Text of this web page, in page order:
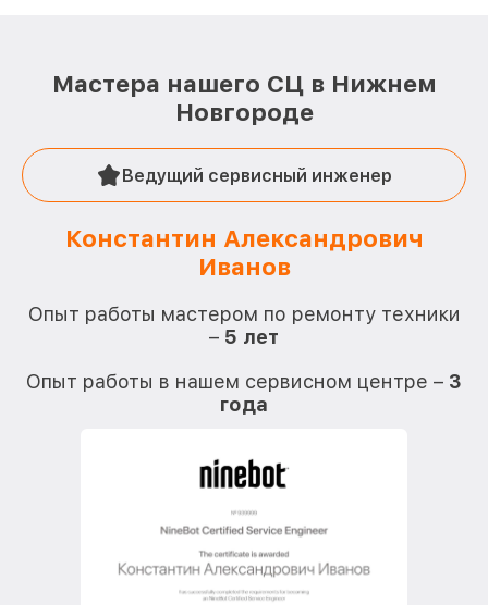
Мастера нашего СЦ в Нижнем
Новгороде
Ведущий сервисный инженер
Константин Александрович
Иванов
Опыт работы мастером по ремонту техники
– 5 лет
Опыт работы в нашем сервисном центре – 3
года